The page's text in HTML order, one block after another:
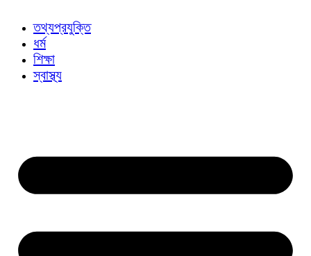
তথ্যপ্রযুক্তি
ধর্ম
শিক্ষা
স্বাস্থ্য